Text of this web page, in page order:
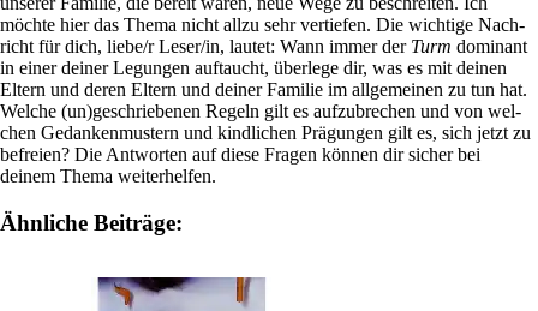
möchte hier das Thema nicht allzu sehr ver­tiefen. Die wich­tige Nach­
richt für dich, liebe/r Leser/in, lautet: Wann immer der Turm domi­nant
in einer deiner Legungen auf­taucht, über­lege dir, was es mit deinen
Eltern und deren Eltern und deiner Familie im all­ge­meinen zu tun hat.
Welche (un)geschriebenen Regeln gilt es auf­zu­bre­chen und von wel­
chen Gedan­ken­mu­stern und kind­li­chen Prä­gungen gilt es, sich jetzt zu
befreien? Die Ant­worten auf diese Fragen können dir sicher bei
deinem Thema weiterhelfen.
Ähnliche Beiträge: